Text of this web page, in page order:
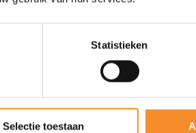
Statistieken
Selectie toestaan